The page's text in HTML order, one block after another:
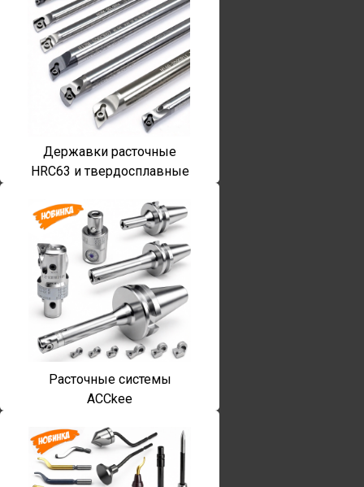
Державки расточные
HRC63 и твердосплавные
Расточные системы
ACCkee